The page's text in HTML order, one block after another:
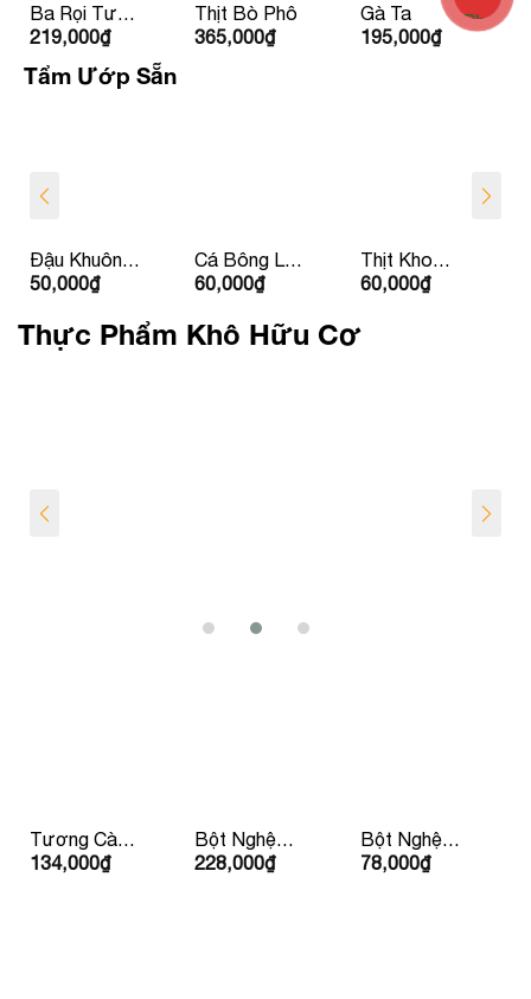
Ba Rọi Tươi
Ít Béo Babi
HAGL
219,000₫
Thịt Bò Phô
365,000₫
Gà Ta
195,000₫
Tẩm Ướp Sẵn
Đậu Khuôn
Nhồi Thịt
50,000₫
Cá Bông Lau
Kho Tộ
60,000₫
Thịt Kho
Dưa
60,000₫
Thực Phẩm Khô Hữu Cơ
Tương Cà
Ketchup Hữu
134,000₫
Bột Nghệ
Hữu Cơ
228,000₫
Bột Nghệ
Hữu Cơ 30g
78,000₫